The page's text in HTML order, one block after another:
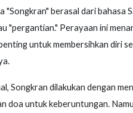
"Songkran" berasal dari bahasa
"pergantian." Perayaan ini
untuk membersihkan diri
Songkran dilakukan dengan
doa untuk keberuntungan.